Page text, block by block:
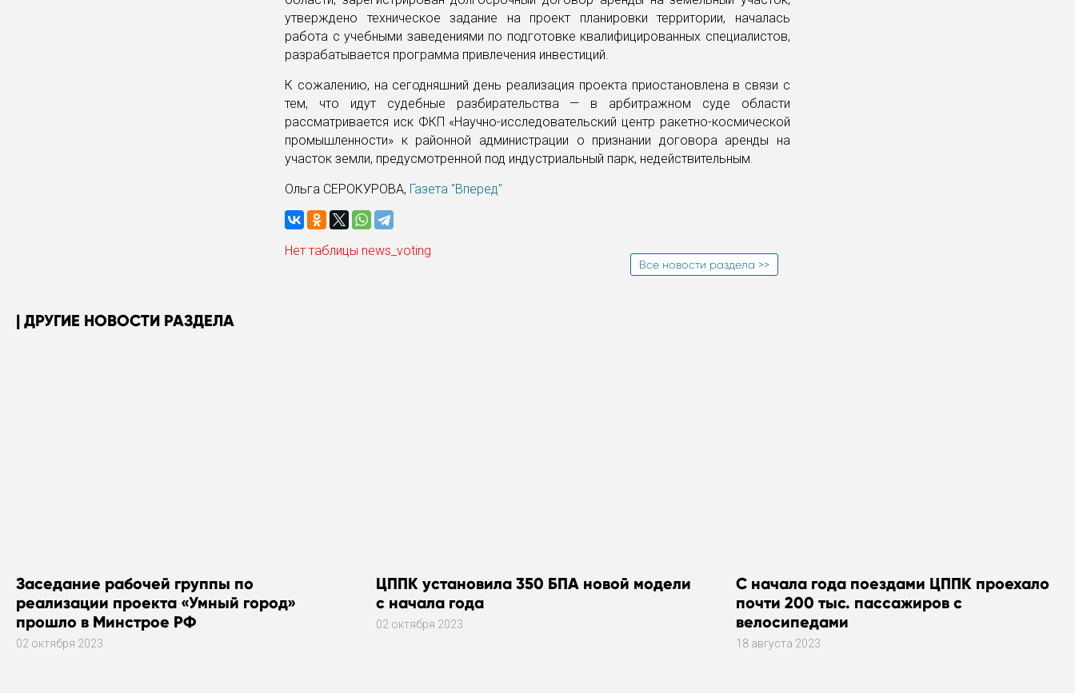
утверждено техническое задание на проект планировки территории, началась
работа с учебными заведениями по подготовке квалифицированных специалистов,
разрабатывается программа привлечения инвестиций.
К сожалению, на сегодняшний день реализация проекта приостановлена в связи с
тем, что идут судебные разбирательства — в арбитражном суде области
рассматривается иск ФКП «Научно-исследовательский центр ракетно-космической
промышленности» к районной администрации о признании договора аренды на
участок земли, предусмотренной под индустриальный парк, недействительным.
Ольга СЕРОКУРОВА, Газета "Вперед"
Нет таблицы news_voting
Все новости раздела >>
ДРУГИЕ НОВОСТИ РАЗДЕЛА
Заседание рабочей группы по
реализации проекта «Умный город»
прошло в Минстрое РФ
02 октября 2023
ЦППК установила 350 БПА новой модели
с начала года
02 октября 2023
С начала года поездами ЦППК проехало
почти 200 тыс. пассажиров с
велосипедами
18 августа 2023